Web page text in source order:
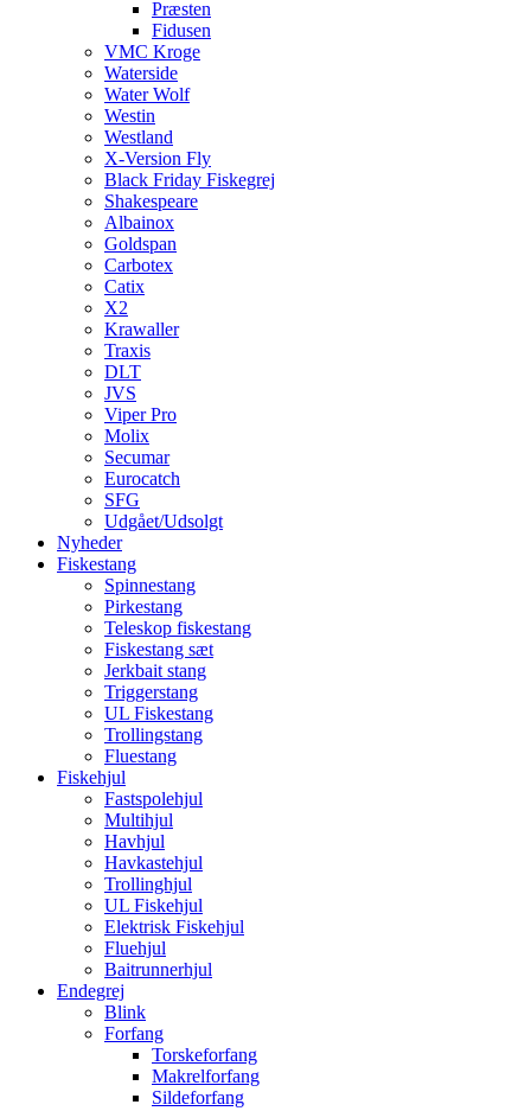
Præsten
Fidusen
VMC Kroge
Waterside
Water Wolf
Westin
Westland
X-Version Fly
Black Friday Fiskegrej
Shakespeare
Albainox
Goldspan
Carbotex
Catix
X2
Krawaller
Traxis
DLT
JVS
Viper Pro
Molix
Secumar
Eurocatch
SFG
Udgået/Udsolgt
Nyheder
Fiskestang
Spinnestang
Pirkestang
Teleskop fiskestang
Fiskestang sæt
Jerkbait stang
Triggerstang
UL Fiskestang
Trollingstang
Fluestang
Fiskehjul
Fastspolehjul
Multihjul
Havhjul
Havkastehjul
Trollinghjul
UL Fiskehjul
Elektrisk Fiskehjul
Fluehjul
Baitrunnerhjul
Endegrej
Blink
Forfang
Torskeforfang
Makrelforfang
Sildeforfang